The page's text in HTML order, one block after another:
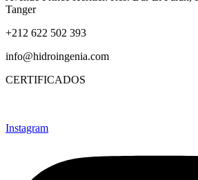
Tanger
+212 622 502 393
info@hidroingenia.com
CERTIFICADOS
Instagram